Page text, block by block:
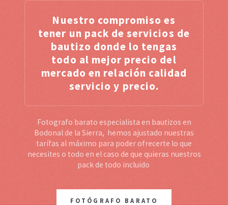
Nuestro compromiso es
tener un pack de servicios de
bautizo donde lo tengas
todo al mejor precio del
mercado en relación calidad
servicio y precio.
Fotografo barato especialista en bautizos en
Bodonal de la Sierra, hemos ajustado nuestras
tarífas al máximo para poder ofrecerte lo que
necesites o todo en el caso de que quieras nuestros
pack de todo incluido
FOTÓGRAFO BARATO